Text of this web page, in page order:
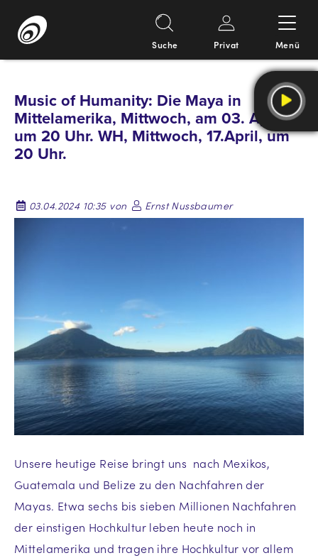
Inhalt
Suche Privat Menü
Music of Humanity: Die Maya in
Mittelamerika, Mittwoch, am 03. April,
um 20 Uhr. WH, Mittwoch, 17.April, um
20 Uhr.
03.04.2024 10:35 von Ernst Nussbaumer
Unsere heutige Reise bringt uns nach Mexikos,
Guatemala und Belize zu den Nachfahren der
Mayas. Etwa sechs bis sieben Millionen Nachfahren
der einstigen Hochkultur leben heute noch in
Mittelamerika und tragen ihre Hochkultur vor allem